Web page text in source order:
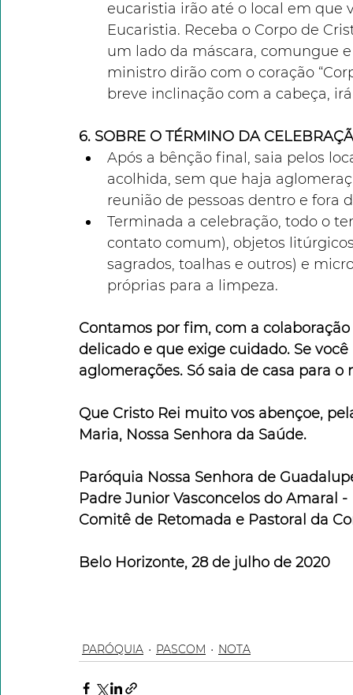
eucaristia irão até o local em que
Eucaristia. Receba o Corpo de
um lado da máscara, comungue
ministro dirão com o coração
breve inclinação com a cabeça, irá
6. SOBRE O TÉRMINO DA
Após a bênção final, saia pelos
acolhida, sem que haja
reunião de pessoas dentro e fora
Terminada a celebração, todo o
contato comum), objetos
sagrados, toalhas e outros) e
próprias para a limpeza.
Contamos por fim, com a
delicado e que exige cuidado. Se
aglomerações. Só saia de casa para
Que Cristo Rei muito vos abençoe,
Maria, Nossa Senhora da Saúde.
Paróquia Nossa Senhora de
Padre Junior Vasconcelos do Amaral
Comitê de Retomada e Pastoral da
Belo Horizonte, 28 de julho de 2020
PARÓQUIA PASCOM NOTA